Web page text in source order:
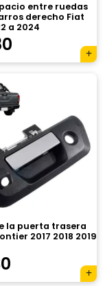
entre ruedas
derecho Fiat
a 2024
la puerta trasera
2017 2018 2019
×